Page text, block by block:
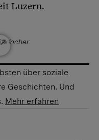
Luzern.
über soziale
Geschichten. Und
Mehr erfahren